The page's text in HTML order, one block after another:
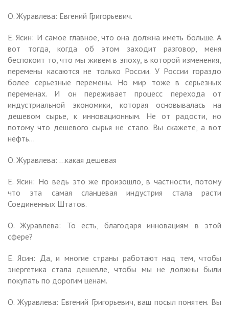
О. Журавлева: Евгений Григорьевич.
Е. Ясин: И самое главное, что она должна иметь больше. А
вот тогда, когда об этом заходит разговор, меня
беспокоит то, что мы живем в эпоху, в которой изменения,
перемены касаются не только России. У России гораздо
более серьезные перемены. Но мир тоже в серьезных
переменах. И он переживает процесс перехода от
индустриальной экономики, которая основывалась на
дешевом сырье, к инновационным. Не от радости, но
потому что дешевого сырья не стало. Вы скажете, а вот
нефть…
О. Журавлева: …какая дешевая
Е. Ясин: Но ведь это же произошло, в частности, потому
что эта самая сланцевая индустрия стала расти
Соединенных Штатов.
О. Журавлева: То есть, благодаря инновациям в этой
сфере?
Е. Ясин: Да, и многие страны работают над тем, чтобы
энергетика стала дешевле, чтобы мы не должны были
покупать по дорогим ценам.
О. Журавлева: Евгений Григорьевич, ваш посыл понятен. Вы